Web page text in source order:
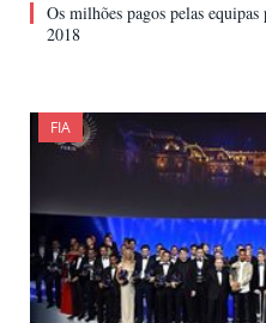
Os milhões pagos pelas
2018
FIA